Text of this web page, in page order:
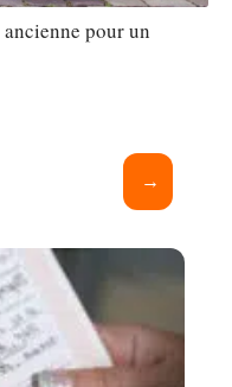
pour un